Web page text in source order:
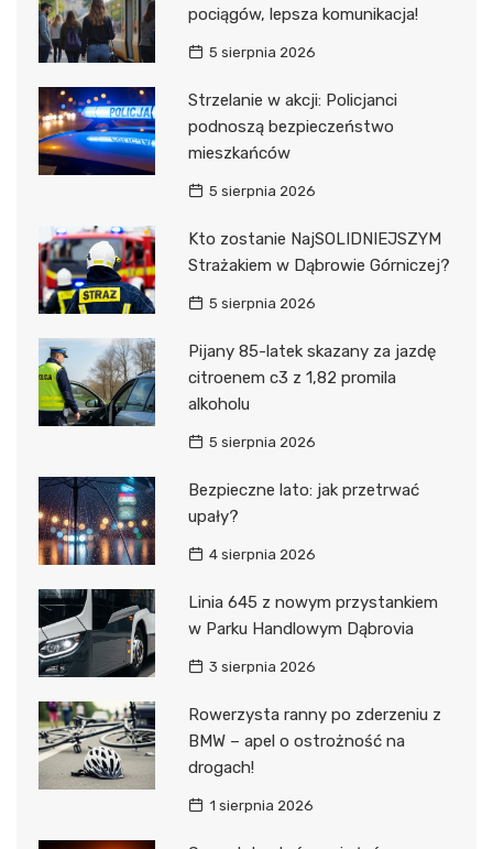
pociągów, lepsza komunikacja!
5 sierpnia 2026
Strzelanie w akcji: Policjanci
podnoszą bezpieczeństwo
mieszkańców
5 sierpnia 2026
Kto zostanie NajSOLIDNIEJSZYM
Strażakiem w Dąbrowie Górniczej?
5 sierpnia 2026
Pijany 85-latek skazany za jazdę
citroenem c3 z 1,82 promila
alkoholu
5 sierpnia 2026
Bezpieczne lato: jak przetrwać
upały?
4 sierpnia 2026
Linia 645 z nowym przystankiem
w Parku Handlowym Dąbrovia
3 sierpnia 2026
Rowerzysta ranny po zderzeniu z
BMW – apel o ostrożność na
drogach!
1 sierpnia 2026